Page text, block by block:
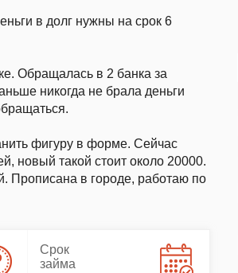
в долг нужны на срок 6
Обращалась в 2 банка за
никогда не брала деньги
фигуру в форме. Сейчас
новый такой стоит около 20000.
Прописана в городе, работаю по
Срок
займа